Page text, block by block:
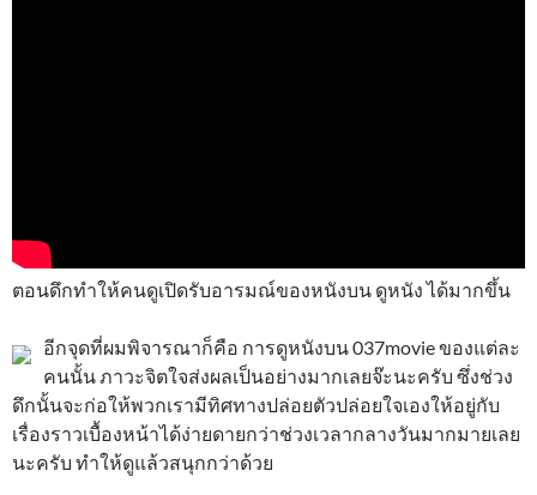
ตอนดึกทำให้คนดูเปิดรับอารมณ์ของหนังบน ดูหนัง ได้มากขึ้น
อีกจุดที่ผมพิจารณาก็คือ การดูหนังบน 037movie ของแต่ละ
คนนั้น ภาวะจิตใจส่งผลเป็นอย่างมากเลยจ๊ะนะครับ ซึ่งช่วง
ดึกนั้นจะก่อให้พวกเรามีทิศทางปล่อยตัวปล่อยใจเองให้อยู่กับ
เรื่องราวเบื้องหน้าได้ง่ายดายกว่าช่วงเวลากลางวันมากมายเลย
นะครับ ทำให้ดูแล้วสนุกกว่าด้วย